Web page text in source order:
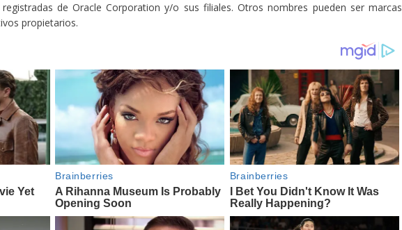
de Oracle Corporation y/o sus filiales. Otros nombres pueden ser marcas
propietarios.